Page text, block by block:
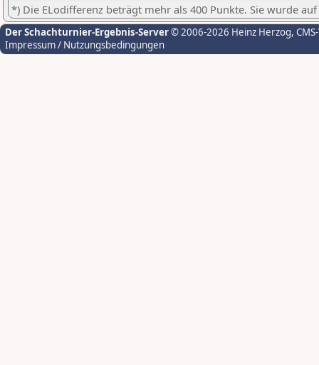
*) Die ELodifferenz beträgt mehr als 400 Punkte. Sie wurde
Der Schachturnier-Ergebnis-Server© 2006-2026 Heinz Herzog,
Impressum / Nutzungsbedingungen